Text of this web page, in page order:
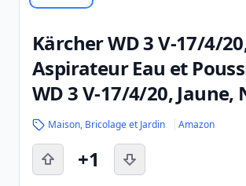
Kärcher WD 3 V-17/4/
Aspirateur Eau et
WD 3 V-17/4/20, Jaune,
Maison, Bricolage et Jardin Amazon
+1